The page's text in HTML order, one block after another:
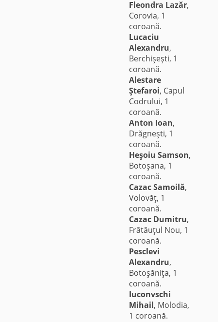
Fleondra Lazăr,
Corovia, 1
coroană.
Lucaciu
Alexandru,
Berchişeşti, 1
coroană.
Alestare
Ştefaroi, Capul
Codrului, 1
coroană.
Anton Ioan,
Drăgneşti, 1
coroană.
Heşoiu Samson,
Botoşana, 1
coroană.
Cazac Samoilă,
Volovăţ, 1
coroană.
Cazac Dumitru,
Frătăuţul Nou, 1
coroană.
Pesclevi
Alexandru,
Botoşăniţa, 1
coroană.
Iuconvschi
Mihail, Molodia,
1 coroană.